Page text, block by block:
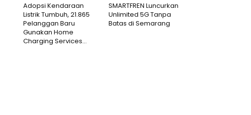
Adopsi Kendaraan
Listrik Tumbuh, 21.865
Pelanggan Baru
Gunakan Home
Charging Services...
SMARTFREN Luncurkan
Unlimited 5G Tanpa
Batas di Semarang